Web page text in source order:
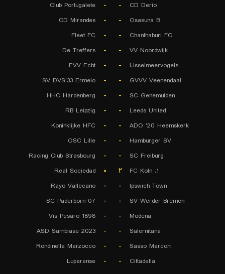
CD Derio
-
-
Club Portugalete
Osasuna B
-
-
CD Mirandes
Chanthaburi FC
-
-
Fleet FC
VV Noordwijk
-
-
De Treffers
IJsselmeervogels
-
-
EVV Echt
GVVV Veenendaal
-
-
SV DVS'33 Ermelo
SC Genemuiden
-
-
HHC Hardenberg
Leeds United
-
-
RB Leipzig
ADO '20 Heemskerk
-
-
Koninklijke HFC
Hamburger SV
-
-
OSC Lille
SC Freiburg
-
-
Racing Club Strasbourg
1. FC Koln
۲ ۰
Real Sociedad
Ipswich Town
-
-
Rayo Vallecano
SV Werder Bremen
-
-
SC Paderborn 07
Modena
-
-
Vis Pesaro 1898
Salernitana
-
-
ASD Sambiase 2023
Sasso Marconi
-
-
Rondinella Marzocco
Cittadella
-
-
Luparense